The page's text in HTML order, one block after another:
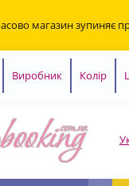
магазин зупиняє
Виробник Колір